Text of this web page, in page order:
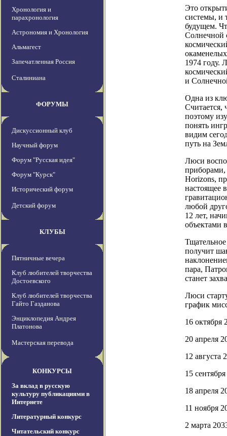
Хронология и
парахронология
Астрономия и Хронология
Альмагест
Запечатленная Россия
Сталиниана
ФОРУМЫ
Дискуссионный клуб
Научный форум
Форум "Русская идея"
Форум "Курск"
Исторический форум
Детский форум
КЛУБЫ
Пятничные вечера
Клуб любителей творчества
Достоевского
Клуб любителей творчества
Гайто Газданова
Энциклопедия Андрея
Платонова
Мастерская перевода
КОНКУРСЫ
За вклад в русскую
культуру публикациями в
Интернете
Литературный конкурс
Читательский конкурс
Это
системы, и
будущем.
Солнечной
1974 году.
и
Одна из
Считается,
поэтому
понять
видим
путь на
Люси
приборами,
Horizons,
настоящее
любой
12 лет,
объектами
получит
пара,
станет
Люси
график
16 октября
20 апреля
12 августа
15
18 апреля
11 ноября
2 марта